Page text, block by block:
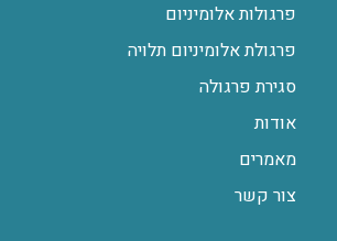
פרגולות אלומיניום
פרגולת אלומיניום תלויה
סגירת פרגולה
אודות
מאמרים
צור קשר